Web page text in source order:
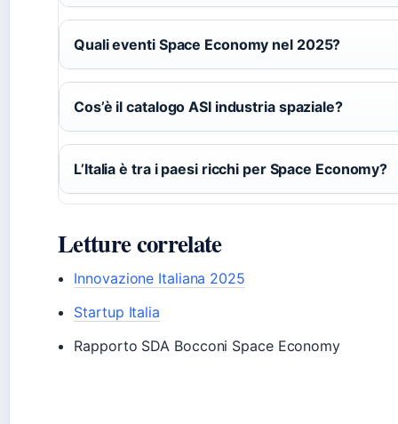
Quali eventi Space Economy nel 2025?
Cos’è il catalogo ASI industria spaziale?
L’Italia è tra i paesi ricchi per Space Economy?
Letture correlate
Innovazione Italiana 2025
Startup Italia
Rapporto SDA Bocconi Space Economy